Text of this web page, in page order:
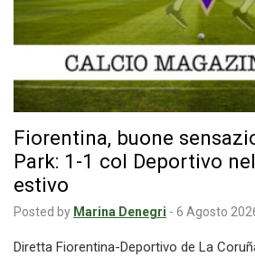
Fiorentina, buone
Park: 1-1 col Deportivo
estivo
Posted by Marina Denegri - 6 Agosto
Diretta Fiorentina-Deportivo de La